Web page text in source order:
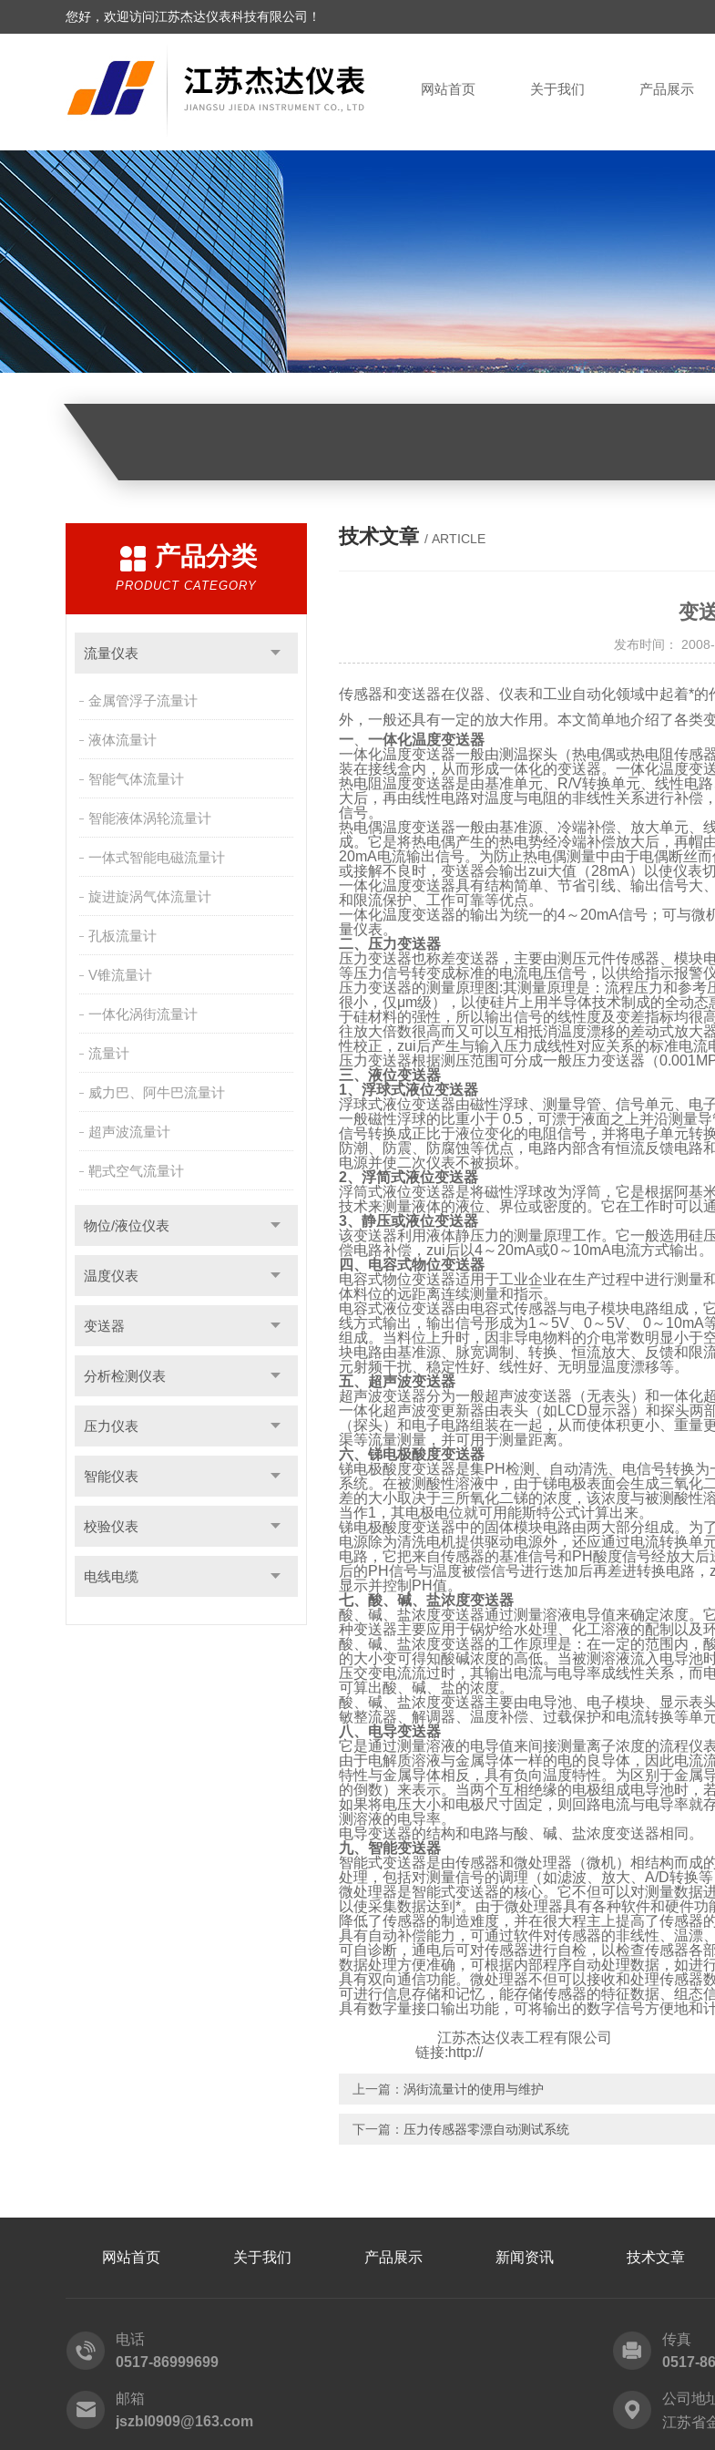
您好，欢迎访问江苏杰达仪表科技有限公司！
网站首页 关于我们 产品展示
产品分类
PRODUCT CATEGORY
流量仪表
金属管浮子流量计
液体流量计
智能气体流量计
智能液体涡轮流量计
一体式智能电磁流量计
旋进旋涡气体流量计
孔板流量计
V锥流量计
一体化涡街流量计
流量计
威力巴、阿牛巴流量计
超声波流量计
靶式空气流量计
物位/液位仪表
温度仪表
变送器
分析检测仪表
压力仪表
智能仪表
校验仪表
电线电缆
技术文章 / ARTICLE
变
发布时间：
传感器和变送器在仪器、仪表和工业自动化领域中起着*
外，一般还具有一定的放大作用。本文简单地介绍了各类
一
一体化温度变送器
一体化温度变送器一般由测温探头（热电偶或热电阻传感
装在接线盒内，从而形成一体化的变送器。一体化温度变
热电阻温度变送器是由基准单元、R/V转换单元、线性电
大后，再由线性电路对温度与电阻的非线性关系进行补偿
信号。
热电偶温度变送器一般由基准源、冷端补偿、放大单元、
成。它是将热电偶产生的热电势经冷端补偿放大后，再帽
20mA电流输出信号。为防止热电偶测量中由于电偶断丝
或接解不良时，变送器会输出zui大值（28mA）以使仪表切
一体化温度变送器具有结构简单、节省引线、输出信号大
和限流保护、工作可靠等优点。
一体化温度变送器的输出为统一的4～20mA信号；可与
量仪表。
二、压力变送器
压力变送器也称差变送器，主要由测压元件传感器、模块
等压力信号转变成标准的电流电压信号，以供给指示报警
压力变送器的测量原理图:其测量原理是：流程压力和参
很小，仅μm级），以使硅片上用半导体技术制成的全动
于硅材料的强性，所以输出信号的线性度及变差指标均很
往放大倍数很高而又可以互相抵消温度漂移的差动式放大
性校正，zui后产生与输入压力成线性对应关系的标准电流
压力变送器根据测压范围可分成一般压力变送器（
三、液位变送器
1、浮球式液位变送器
浮球式液位变送器由磁性浮球、测量导管、信号单元、电
一般磁性浮球的比重小于 0.5，可漂于液面之上并沿测量
信号转换成正比于液位变化的电阻信号，并将电子单元转
防潮、防震、防腐蚀等优点，电路内部含有恒流反馈电
电源并使二次仪表不被损坏。
2、浮简式液位变送器
浮筒式液位变送器是将磁性浮球改为浮筒，它是根据阿基
技术来测量液体的液位、界位或密度的。它在工作时可以
3、静压或液位变送器
该变送器利用液体静压力的测量原理工作。它一般选用硅
偿电路补偿，zui后以4～20mA或0～10mA电流方式输出。
四、电容式物位变送器
电容式物位变送器适用于工业企业在生产过程中进行测量
体料位的远距离连续测量和指示。
电容式液位变送器由电容式传感器与电子模块电路组成，
线方式输出，输出信号形成为1～5V、0～5V、 0～10mA
组成。当料位上升时，因非导电物料的介电常数明显小于
块电路由基准源、脉宽调制、转换、恒流放大、反馈和限
元射频干扰、稳定性好、线性好、无明显温度漂移等。
五、超声波变送器
超声波变送器分为一般超声波变送器（无表头）和一体化
一体化超声波变更新器由表头（如LCD显示器）和探头两
（探头）和电子电路组装在一起，从而使体积更小、重
渠等流量测量，并可用于测量距离。
六、锑电极酸度变送器
锑电极酸度变送器是集PH检测、自动清洗、电信号转换
系统。在被测酸性溶液中，由于锑电极表面会生成三氧化
差的大小取决于三所氧化二锑的浓度，该浓度与被测酸性
当作1，其电极电位就可用能斯特公式计算出来。
锑电极酸度变送器中的固体模块电路由两大部分组成。为
电源除为清洗电机提供驱动电源外，还应通过电流转换单
电路，它把来自传感器的基准信号和PH酸度信号经放大
后的PH信号与温度被偿信号进行迭加后再差进转换电路
显示并控制PH值。
七、酸、碱、盐浓度变送器
酸、碱、盐浓度变送器通过测量溶液电导值来确定浓度。
种变送器主要应用于锅炉给水处理、化工溶液的配制以及
酸、碱、盐浓度变送器的工作原理是：在一定的范围内，
的大小变可得知酸碱浓度的高低。当被测溶液流入电导池
压交变电流流过时，其输出电流与电导率成线性关系，而
可算出酸、碱、盐的浓度。
酸、碱、盐浓度变送器主要由电导池、电子模块、显示表
敏整流器、解调器、温度补偿、过载保护和电流转换等单元
八、电导变送器
它是通过测量溶液的电导值来间接测量离子浓度的流程仪
由于电解质溶液与金属导体一样的电的良导体，因此电流
特性与金属导体相反，具有负向温度特性。为区别于金属
的倒数）来表示。当两个互相绝缘的电极组成电导池时，
如果将电压大小和电极尺寸固定，则回路电流与电导率就
测溶液的电导率。
电导变送器的结构和电路与酸、碱、盐浓度变送器相同。
九、智能变送器
智能式变送器是由传感器和微处理器（微机）相结构而成
处理，包括对测量信号的调理（如滤波、放大、A/D转换
微处理器是智能式变送器的核心。它不但可以对测量数据
以使采集数据达到*。由于微处理器具有各种软件和硬件
降低了传感器的制造难度，并在很大程主上提高了传感器
具有自动补偿能力，可通过软件对传感器的非线性、温漂
可自诊断，通电后可对传感器进行自检，以检查传感器各
数据处理方便准确，可根据内部程序自动处理数据，如进
具有双向通信功能。微处理器不但可以接收和处理传感器
可进行信息存储和记忆，能存储传感器的特征数据、组态
具有数字量接口输出功能，可将输出的数字信号方便地和
江苏杰达仪表工程有限公司
链接:http://
上一篇： 涡街流量计的使用与维护
下一篇： 压力传感器零漂自动测试系统
网站首页 关于我们 产品展示 新闻资讯 技术文章
电话
0517-86999699
传真
0517-
邮箱
jszbl0909@163.com
公司地
江苏省